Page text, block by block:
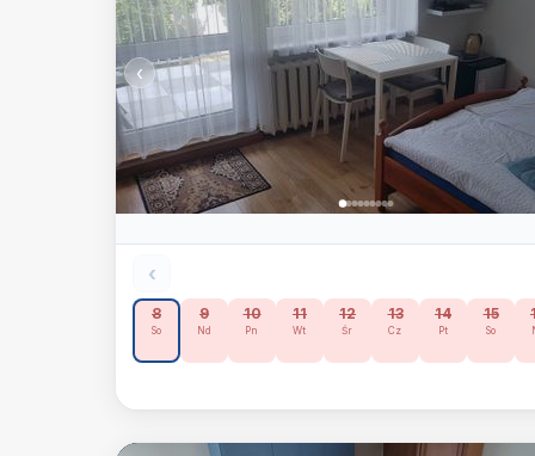
‹
‹
8
So
9
Nd
10
Pn
11
Wt
12
Śr
13
Cz
14
Pt
15
So